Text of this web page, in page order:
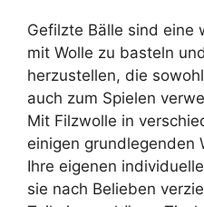
Gefilzte Bälle sind eine
mit Wolle zu basteln
herzustellen, die
auch zum Spielen
Mit Filzwolle in
einigen grundlegenden
Ihre eigenen
sie nach Belieben